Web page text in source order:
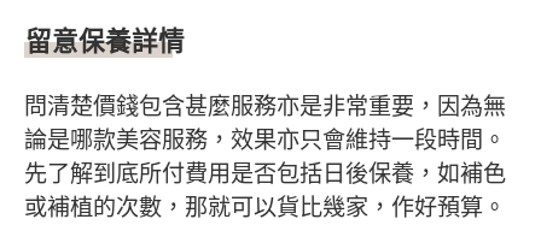
留意保養詳情
問清楚價錢包含甚麼服務亦是非常重要，因為無
論是哪款美容服務，效果亦只會維持一段時間。
先了解到底所付費用是否包括日後保養，如補色
或補植的次數，那就可以貨比幾家，作好預算。